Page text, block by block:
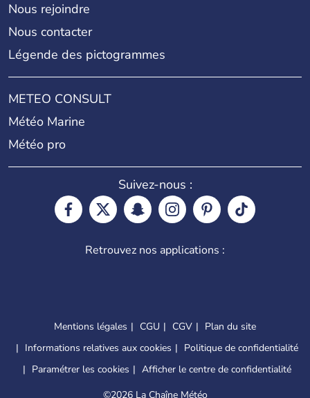
Nous rejoindre
Nous contacter
Légende des pictogrammes
METEO CONSULT
Météo Marine
Météo pro
Suivez-nous :
Retrouvez nos applications :
Mentions légales CGU CGV
Plan du site
Informations relatives aux cookies
Politique de confidentialité
Paramétrer les cookies
Afficher le centre de confidentialité
©2026 La Chaîne Météo